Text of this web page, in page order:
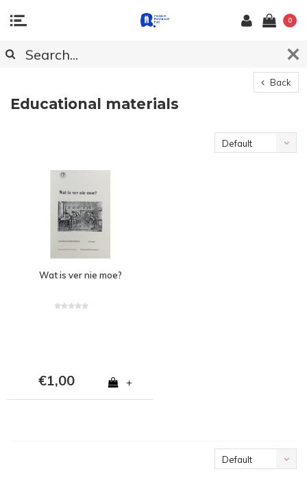
0
Back
Educational materials
Default
Wat is ver nie moe?
€1,00 +
Default